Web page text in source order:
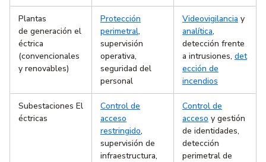
Plantas
de generación el
éctrica
(convencionales
y renovables)
Protección
perimetral,
supervisión
operativa,
seguridad del
personal
Videovigilancia y
analítica,
detección frente
a intrusiones, det
ección de
incendios
Subestaciones El
éctricas
Control de
acceso
restringido,
supervisión de
infraestructura,
Control de
acceso y gestión
de identidades,
detección
perimetral de